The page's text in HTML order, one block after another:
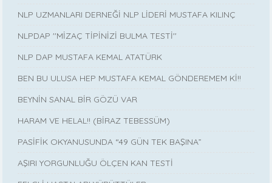
NLP UZMANLARI DERNEĞİ NLP LİDERİ MUSTAFA KILINÇ
NLPDAP ''MİZAÇ TİPİNİZİ BULMA TESTİ''
NLP DAP MUSTAFA KEMAL ATATÜRK
BEN BU ULUSA HEP MUSTAFA KEMAL GÖNDEREMEM Kİ!!
BEYNİN SANAL BİR GÖZÜ VAR
HARAM VE HELAL!! (BİRAZ TEBESSÜM)
PASİFİK OKYANUSUNDA “49 GÜN TEK BAŞINA”
AŞIRI YORGUNLUĞU ÖLÇEN KAN TESTİ